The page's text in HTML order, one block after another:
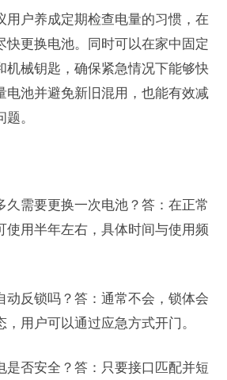
用户养成定期检查电量的习惯，在
快更换电池。同时可以在家中固定
机械钥匙，确保紧急情况下能够快
电池并避免新旧混用，也能有效减
。
久需要更换一次电池？答：在正常
使用半年左右，具体时间与使用频
动反锁吗？答：通常不会，锁体会
用户可以通过应急方式开门。
是否安全？答：只要接口匹配并短